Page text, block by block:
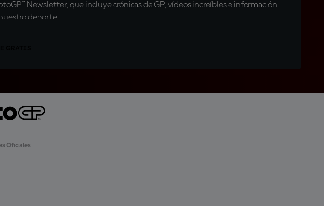
Newsletter, que incluye crónicas de GP, vídeos increíbles e información
deporte.
Oficiales